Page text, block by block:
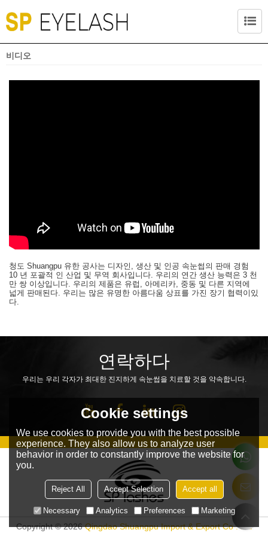
비디오
청도 Shuangpu 유한 공사는 디자인, 생산 및 인공 속눈썹의 판매 경험
10 년 포괄적 인 산업 및 무역 회사입니다. 우리의 연간 생산 능력은 3 천
만 쌍 이상입니다. 우리의 제품은 유럽, 아메리카, 중동 및 다른 지역에
넓게 판매된다. 우리는 많은 유명한 아름다움 상표를 가진 장기 협력이있
다.
연락하다
우리는 우리 각자가 최대한 진지하게 속눈썹을 치료할 것을 약속합니다.
Copyright © 2026Qingdao Shuangpu Import & Export Co . Ltd
Cookie settings
We use cookies to provide you with the best possible
experience. They also allow us to analyze user
behavior in order to constantly improve the website for
you.
Reject All Accept Selection Accept all
Necessary Analytics Preferences Marketing